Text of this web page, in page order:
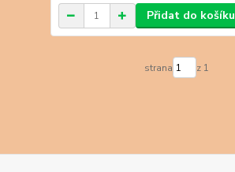
Přidat do košíku
strana z 1